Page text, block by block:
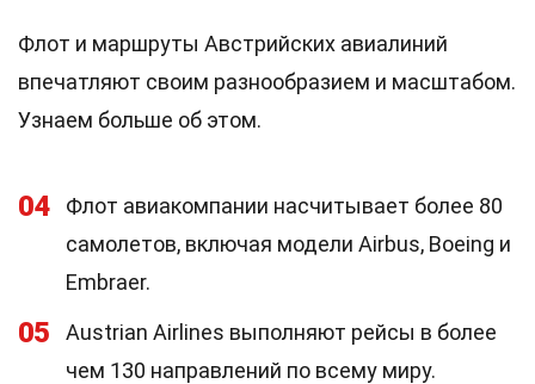
Флот и маршруты Австрийских авиалиний
впечатляют своим разнообразием и масштабом.
Узнаем больше об этом.
04
Флот авиакомпании насчитывает более 80
самолетов, включая модели Airbus, Boeing и
Embraer.
05
Austrian Airlines выполняют рейсы в более
чем 130 направлений по всему миру.